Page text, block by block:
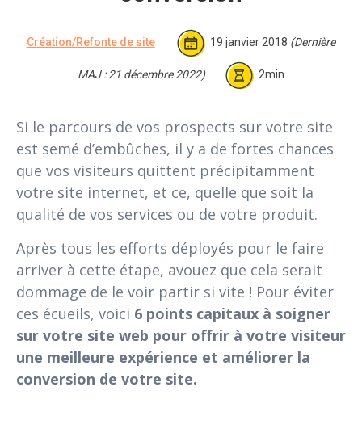
Création/Refonte de site 19 janvier 2018 (Dernière
MAJ : 21 décembre 2022) 2min
Si le parcours de vos prospects sur votre site
est semé d’embûches, il y a de fortes chances
que vos visiteurs quittent précipitamment
votre site internet, et ce, quelle que soit la
qualité de vos services ou de votre produit.
Après tous les efforts déployés pour le faire
arriver à cette étape, avouez que cela serait
dommage de le voir partir si vite ! Pour éviter
ces écueils, voici 6 points capitaux à soigner
sur votre site web pour offrir à votre visiteur
une meilleure expérience et améliorer la
conversion de votre site.